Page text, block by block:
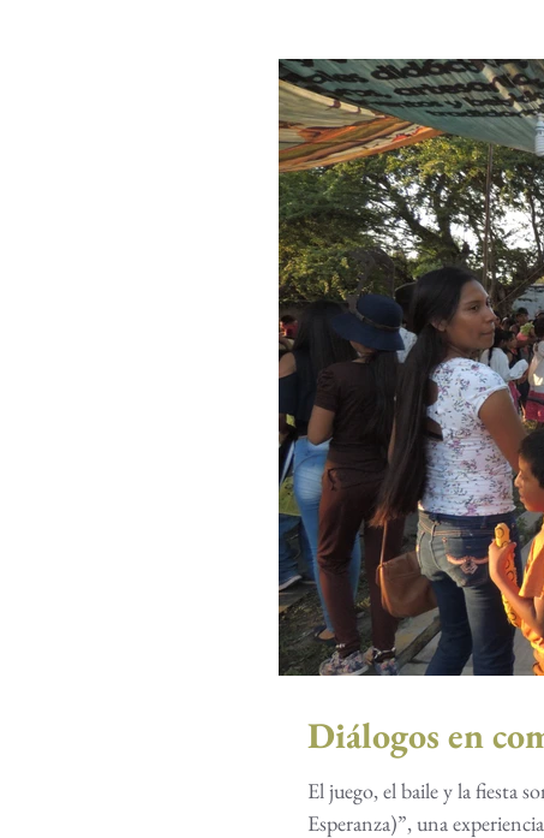
Diálogos en
El juego, el baile y la fiesta son
Esperanza)”, una